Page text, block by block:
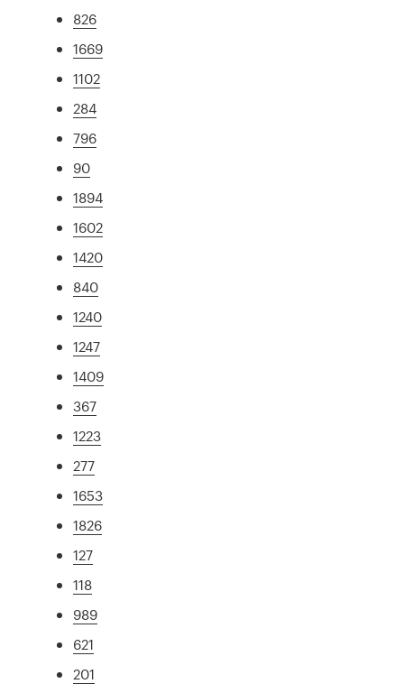
826
1669
1102
284
796
90
1894
1602
1420
840
1240
1247
1409
367
1223
277
1653
1826
127
118
989
621
201